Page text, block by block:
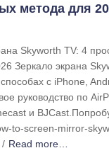
метода для
Skyworth TV: 4
Зеркало экрана
с iPhone,
руководство по
и
to-screen-mirror-
/ Read more…